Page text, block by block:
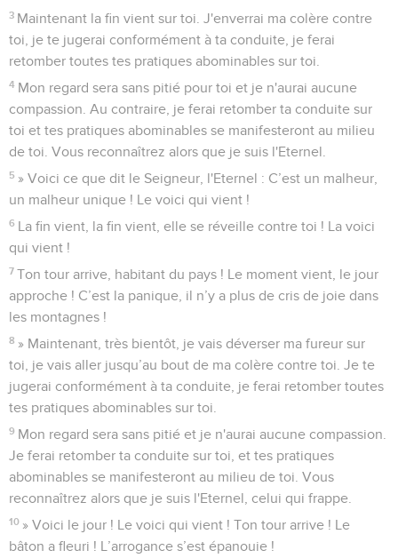
3 Maintenant la fin vient sur toi. J'enverrai ma colère contre
toi, je te jugerai conformément à ta conduite, je ferai
retomber toutes tes pratiques abominables sur toi.
4 Mon regard sera sans pitié pour toi et je n'aurai aucune
compassion. Au contraire, je ferai retomber ta conduite sur
toi et tes pratiques abominables se manifesteront au milieu
de toi. Vous reconnaîtrez alors que je suis l'Eternel.
5 » Voici ce que dit le Seigneur, l'Eternel : C’est un malheur,
un malheur unique ! Le voici qui vient !
6 La fin vient, la fin vient, elle se réveille contre toi ! La voici
qui vient !
7 Ton tour arrive, habitant du pays ! Le moment vient, le jour
approche ! C’est la panique, il n’y a plus de cris de joie dans
les montagnes !
8 » Maintenant, très bientôt, je vais déverser ma fureur sur
toi, je vais aller jusqu’au bout de ma colère contre toi. Je te
jugerai conformément à ta conduite, je ferai retomber toutes
tes pratiques abominables sur toi.
9 Mon regard sera sans pitié et je n'aurai aucune compassion.
Je ferai retomber ta conduite sur toi, et tes pratiques
abominables se manifesteront au milieu de toi. Vous
reconnaîtrez alors que je suis l'Eternel, celui qui frappe.
10 » Voici le jour ! Le voici qui vient ! Ton tour arrive ! Le
bâton a fleuri ! L’arrogance s’est épanouie !